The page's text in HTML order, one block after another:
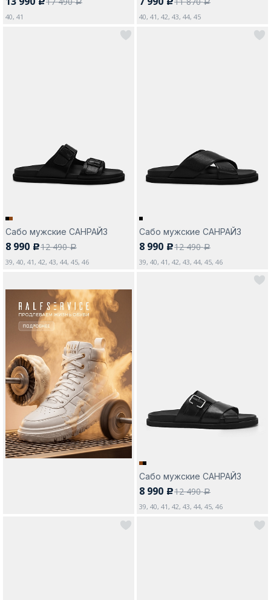
c
a
40, 41
c
a
40, 41, 42, 43, 44, 45
Сабо мужские САНРАЙЗ
8 990 c12 490a
39, 40, 41, 42, 43, 44, 45, 46
Сабо мужские САНРАЙЗ
8 990 c12 490a
39, 40, 41, 42, 43, 44, 45, 46
Сабо мужские САНРАЙЗ
8 990 c12 490a
39, 40, 41, 42, 43, 44, 45, 46